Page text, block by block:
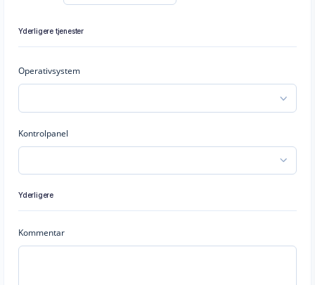
Yderligere tjenester
Operativsystem
Kontrolpanel
Yderligere
Kommentar